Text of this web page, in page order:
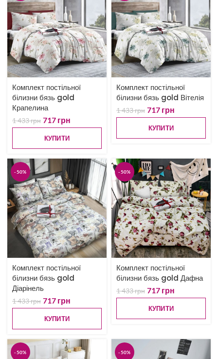
Комплект постільної
білизни бязь gold
Крапелина
1 433грн 717 грн
КУПИТИ
Комплект постільної
білизни бязь gold Вітелія
1 433грн 717 грн
КУПИТИ
-50%
Комплект постільної
білизни бязь gold
Діарінель
1 433грн 717 грн
КУПИТИ
-50%
Комплект постільної
білизни бязь gold Дафна
1 433грн 717 грн
КУПИТИ
-50% -50%